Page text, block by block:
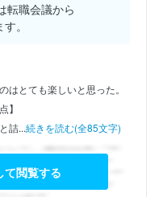
転職会議から
。
とても楽しいと思った。
】
詰...続きを読む(全85文字)
て閲覧する